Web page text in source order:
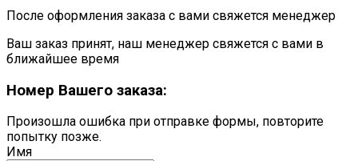
После оформления заказа с вами свяжется менеджер
Ваш заказ принят, наш менеджер свяжется с вами в
ближайшее время
Номер Вашего заказа:
Произошла ошибка при отправке формы, повторите
попытку позже.
Имя